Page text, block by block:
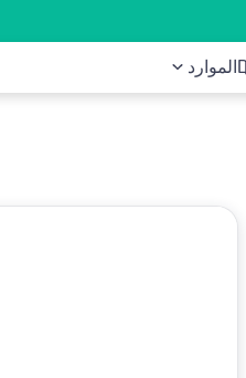
الموارد